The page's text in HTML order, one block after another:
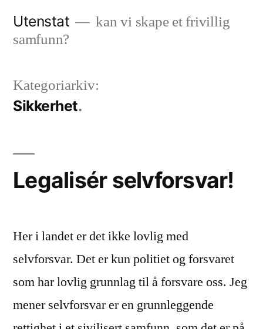
Utenstat
kan vi skape et frivillig
samfunn?
Kategoriarkiv:
Sikkerhet
Legalisér selvforsvar!
Her i landet er det ikke lovlig med
selvforsvar. Det er kun politiet og forsvaret
som har lovlig grunnlag til å forsvare oss. Jeg
mener selvforsvar er en grunnleggende